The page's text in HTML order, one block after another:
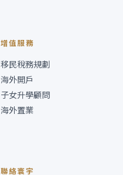
增值服務
移民稅務規劃
海外開戶
子女升學顧問
海外置業
聯絡寰宇